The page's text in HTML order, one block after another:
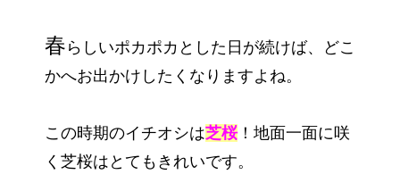
春 らしいポカポカとした日が続けば、どこ
かへお出かけしたくなりますよね。
この時期のイチオシは芝桜！地面一面に咲
く芝桜はとてもきれいです。